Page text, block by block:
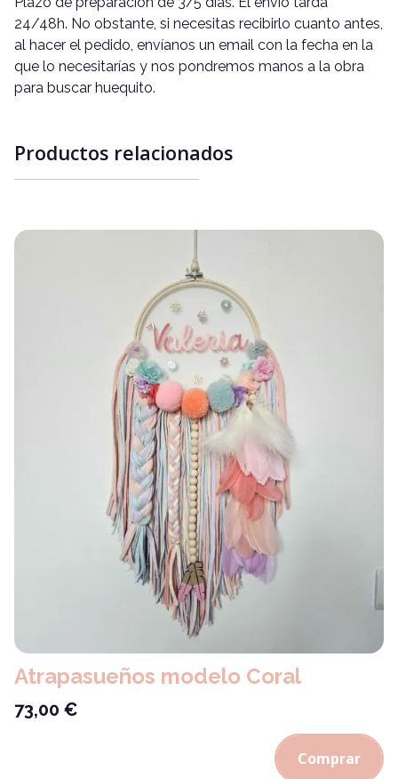
24/48h. No obstante, si necesitas recibirlo cuanto antes,
al hacer el pedido, envíanos un email con la fecha en la
que lo necesitarías y nos pondremos manos a la obra
para buscar huequito.
Productos relacionados
Atrapasueños modelo Coral
73,00 €
Comprar